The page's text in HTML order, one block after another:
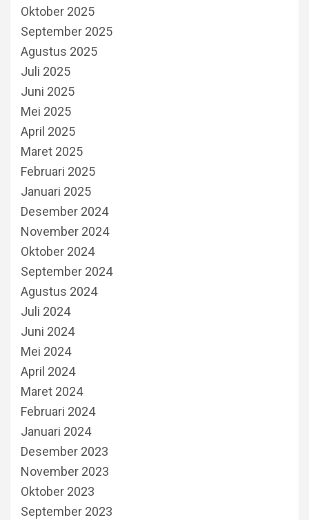
Oktober 2025
September 2025
Agustus 2025
Juli 2025
Juni 2025
Mei 2025
April 2025
Maret 2025
Februari 2025
Januari 2025
Desember 2024
November 2024
Oktober 2024
September 2024
Agustus 2024
Juli 2024
Juni 2024
Mei 2024
April 2024
Maret 2024
Februari 2024
Januari 2024
Desember 2023
November 2023
Oktober 2023
September 2023